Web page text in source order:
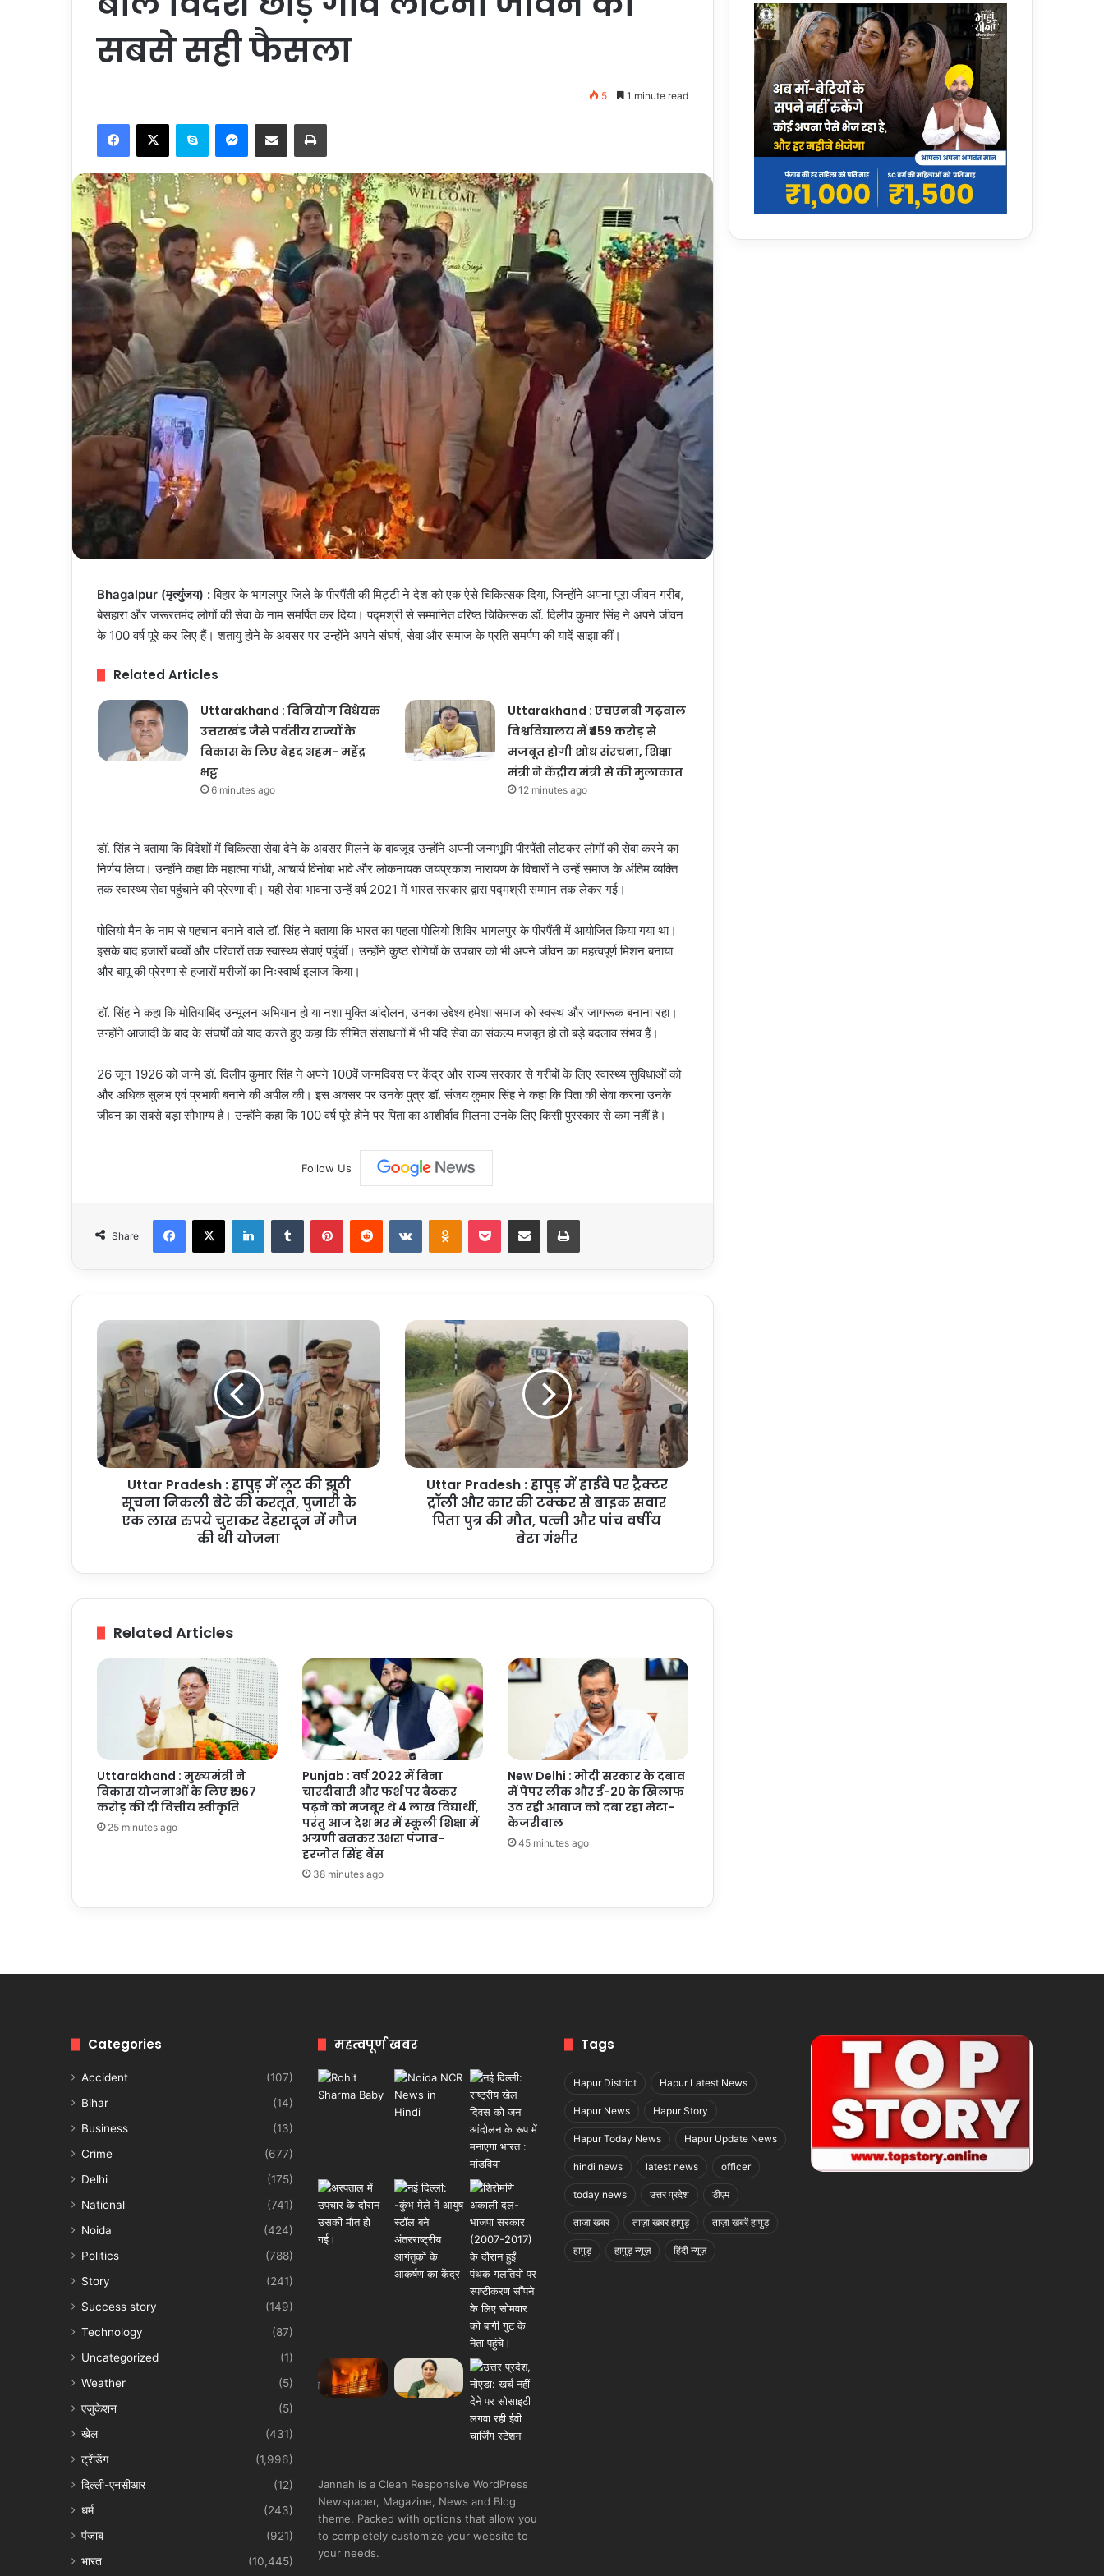
सबसे सही फैसला
5 1 minute read
Facebook
X Skype Messenger
Share via Email Print
Bhagalpur (मृत्युंजय) :बिहार के भागलपुर जिले के पीरपैंती की मिट्टी ने देश को एक ऐसे चिकित्सक दिया, जिन्होंने अपना पूरा जीवन गरीब,
बेसहारा और जरूरतमंद लोगों की सेवा के नाम समर्पित कर दिया। पद्मश्री से सम्मानित वरिष्ठ चिकित्सक डॉ. दिलीप कुमार सिंह ने अपने जीवन
के 100 वर्ष पूरे कर लिए हैं। शतायु होने के अवसर पर उन्होंने अपने संघर्ष, सेवा और समाज के प्रति समर्पण की यादें साझा कीं।
Related Articles
Uttarakhand : विनियोग विधेयक
उत्तराखंड जैसे पर्वतीय राज्यों के
विकास के लिए बेहद अहम- महेंद्र
भट्ट
6 minutes ago
Uttarakhand : एचएनबी गढ़वाल
विश्वविद्यालय में ₹459 करोड़ से
मजबूत होगी शोध संरचना, शिक्षा
मंत्री ने केंद्रीय मंत्री से की मुलाकात
12 minutes ago
डॉ. सिंह ने बताया कि विदेशों में चिकित्सा सेवा देने के अवसर मिलने के बावजूद उन्होंने अपनी जन्मभूमि पीरपैंती लौटकर लोगों की सेवा करने का
निर्णय लिया। उन्होंने कहा कि महात्मा गांधी, आचार्य विनोबा भावे और लोकनायक जयप्रकाश नारायण के विचारों ने उन्हें समाज के अंतिम व्यक्ति
तक स्वास्थ्य सेवा पहुंचाने की प्रेरणा दी। यही सेवा भावना उन्हें वर्ष 2021 में भारत सरकार द्वारा पद्मश्री सम्मान तक लेकर गई।
पोलियो मैन के नाम से पहचान बनाने वाले डॉ. सिंह ने बताया कि भारत का पहला पोलियो शिविर भागलपुर के पीरपैंती में आयोजित किया गया था।
इसके बाद हजारों बच्चों और परिवारों तक स्वास्थ्य सेवाएं पहुंचीं। उन्होंने कुष्ठ रोगियों के उपचार को भी अपने जीवन का महत्वपूर्ण मिशन बनाया
और बापू की प्रेरणा से हजारों मरीजों का निःस्वार्थ इलाज किया।
डॉ. सिंह ने कहा कि मोतियाबिंद उन्मूलन अभियान हो या नशा मुक्ति आंदोलन, उनका उद्देश्य हमेशा समाज को स्वस्थ और जागरूक बनाना रहा।
उन्होंने आजादी के बाद के संघर्षों को याद करते हुए कहा कि सीमित संसाधनों में भी यदि सेवा का संकल्प मजबूत हो तो बड़े बदलाव संभव हैं।
26 जून 1926 को जन्मे डॉ. दिलीप कुमार सिंह ने अपने 100वें जन्मदिवस पर केंद्र और राज्य सरकार से गरीबों के लिए स्वास्थ्य सुविधाओं को
और अधिक सुलभ एवं प्रभावी बनाने की अपील की। इस अवसर पर उनके पुत्र डॉ. संजय कुमार सिंह ने कहा कि पिता की सेवा करना उनके
जीवन का सबसे बड़ा सौभाग्य है। उन्होंने कहा कि 100 वर्ष पूरे होने पर पिता का आशीर्वाद मिलना उनके लिए किसी पुरस्कार से कम नहीं है।
Follow Us
Share
Facebook
X LinkedInTumblr PinterestReddit VKontakteOdnoklassniki
Pocket Share via Email Print
Uttar
Pradesh
हापुड़
में
लूट
की
झूठी
सूचना
लाख
चुराकर
Uttar Pradesh : हापुड़ में लूट की झूठी
सूचना निकली बेटे की करतूत, पुजारी के
एक लाख रुपये चुराकर देहरादून में मौज
की थी योजना
Uttar
Pradesh
हापुड़
में
हाईवे
ट्रैक्टर
ट्रॉली
पिता
पत्नी
और
गंभीर
Uttar Pradesh : हापुड़ में हाईवे पर ट्रैक्टर
ट्रॉली और कार की टक्कर से बाइक सवार
पिता पुत्र की मौत, पत्नी और पांच वर्षीय
बेटा गंभीर
Related Articles
Uttarakhand : मुख्यमंत्री ने
विकास योजनाओं के लिए ₹1967
करोड़ की दी वित्तीय स्वीकृति
25 minutes ago
Punjab : वर्ष 2022 में बिना
चारदीवारी और फर्श पर बैठकर
पढ़ने को मजबूर थे 4 लाख विद्यार्थी,
परंतु आज देश भर में स्कूली शिक्षा में
अग्रणी बनकर उभरा पंजाब-
हरजोत सिंह बैंस
38 minutes ago
New Delhi : मोदी सरकार के दबाव
में पेपर लीक और ई-20 के खिलाफ
उठ रही आवाज को दबा रहा मेटा-
केजरीवाल
45 minutes ago
Categories
Accident
(107)
Bihar
(14)
Business
(13)
Crime
(677)
Delhi
(175)
National
(741)
Noida
(424)
Politics
(788)
Story
(241)
Success story
(149)
Technology
(87)
Uncategorized
(1)
Weather
(5)
एजुकेशन
(5)
खेल
(431)
ट्रेंडिंग
(1,996)
दिल्ली-एनसीआर
(12)
धर्म
(243)
पंजाब
(921)
भारत
(10,445)
महत्वपूर्ण खबर
Jannah is a Clean Responsive WordPress
Newspaper, Magazine, News and Blog
theme. Packed with options that allow you
to completely customize your website to
your needs.
Tags
Hapur District Hapur Latest News
Hapur News Hapur Story
Hapur Today News Hapur Update News
hindi news latest news officer
today news उत्तर प्रदेश डीएम
ताजा खबर ताज़ा खबर हापुड़ ताज़ा खबरें हापुड़
हापुड़ हापुड़ न्यूज़ हिंदी न्यूज़